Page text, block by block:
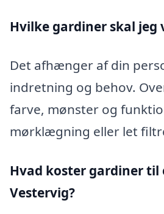
Hvilke gardiner skal jeg
Det afhænger af din
indretning og behov.
farve, mønster og
mørklægning eller let
Hvad koster gardiner til
Vestervig?